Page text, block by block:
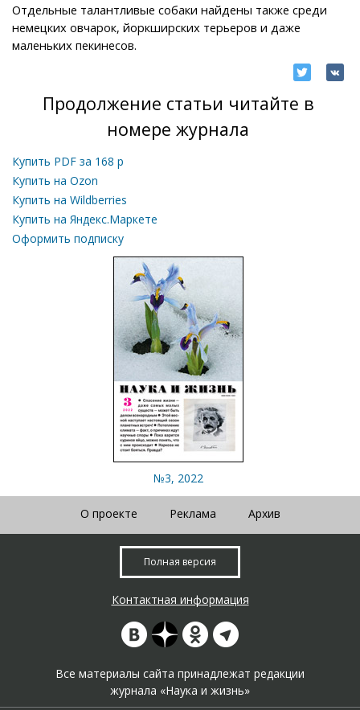
Отдельные талантливые собаки найдены также среди
немецких овчарок, йоркширских терьеров и даже
маленьких пекинесов.
Продолжение статьи читайте в
номере журнала
Купить PDF за 168 р
Купить на Ozon
Купить на Wildberries
Купить на Яндекс.Маркете
Оформить подписку
№3, 2022
О проекте Реклама Архив
Полная версия
Контактная информация
Все материалы сайта принадлежат редакции
журнала «Наука и жизнь»